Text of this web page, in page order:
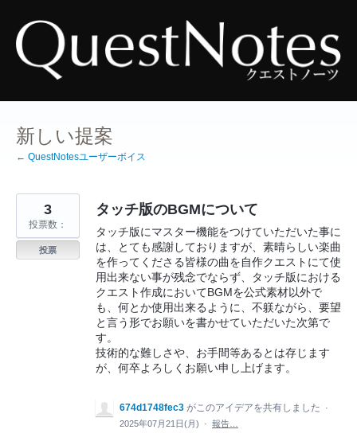
ン
テ
ン
ツ
新しい提案
← QuestNotesユーザーボイス
タッチ版のBGMについて
タッチ版にマスター機能をつけていただいた事に
は、とても感謝しておりますが、素晴らしい楽曲
を作ってくださる皆様の曲を自作クエストにて使
用出来ない事が残念でならず、タッチ版における
クエスト作成においてBGMを公式素材以外で
も、何とか使用出来るように、不躾ながら、要望
と言う形でお願いを書かせていただいた次第で
す。
技術的な難しさや、お手間等あるとは存じます
が、何卒よろしくお願い申し上げます。
3
投票数：
投票
674d1748fec3 がこのアイデアを共有しました
·
2025年07月21日(月)
· 報告…